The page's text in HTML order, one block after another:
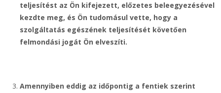
teljesítést az Ön kifejezett, előzetes beleegyezésével
kezdte meg, és Ön tudomásul vette, hogy a
szolgáltatás egészének teljesítését követően
felmondási jogát Ön elveszíti.
Amennyiben eddig az időpontig a fentiek szerint